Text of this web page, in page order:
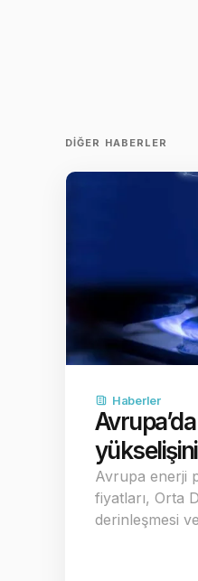
DIĞER HABERLER
Haberler
Avrupa enerji
fiyatları, Orta
derinleşmesi